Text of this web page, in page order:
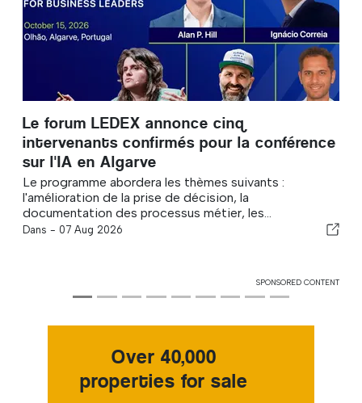
Le forum LEDEX annonce cinq
intervenants confirmés pour la conférence
sur l'IA en Algarve
Le programme abordera les thèmes suivants :
l'amélioration de la prise de décision, la
documentation des processus métier, les...
Dans - 07 Aug 2026
SPONSORED CONTENT
Over 40,000
properties for sale